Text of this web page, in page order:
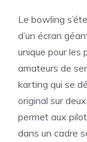
Le bowling
d’un écran
unique pour les
amateurs de
karting qui se
original sur
permet aux
dans un cadre